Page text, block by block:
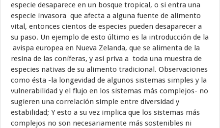
especie desaparece en un bosque tropical, o si entra una
especie invasora que afecta a alguna fuente de alimento
vital, entonces cientos de especies pueden desaparecer a
su paso. Un ejemplo de esto último es la introducción de la
avispa europea en Nueva Zelanda, que se alimenta de la
resina de las coníferas, y así priva a toda una muestra de
especies nativas de su alimento tradicional. Observaciones
como ésta -la longevidad de algunos sistemas simples y la
vulnerabilidad y el flujo en los sistemas más complejos- no
sugieren una correlación simple entre diversidad y
estabilidad; Y esto a su vez implica que los sistemas más
complejos no son necesariamente más sostenibles ni